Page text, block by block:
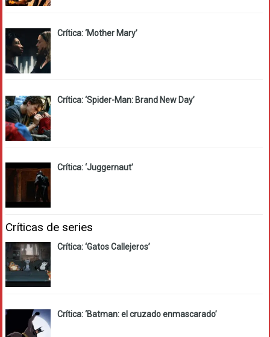
Crítica: ‘Mother Mary’
Crítica: ‘Spider-Man: Brand New Day’
Crítica: ‘Juggernaut’
Críticas de series
Crítica: ‘Gatos Callejeros’
Crítica: ‘Batman: el cruzado enmascarado’